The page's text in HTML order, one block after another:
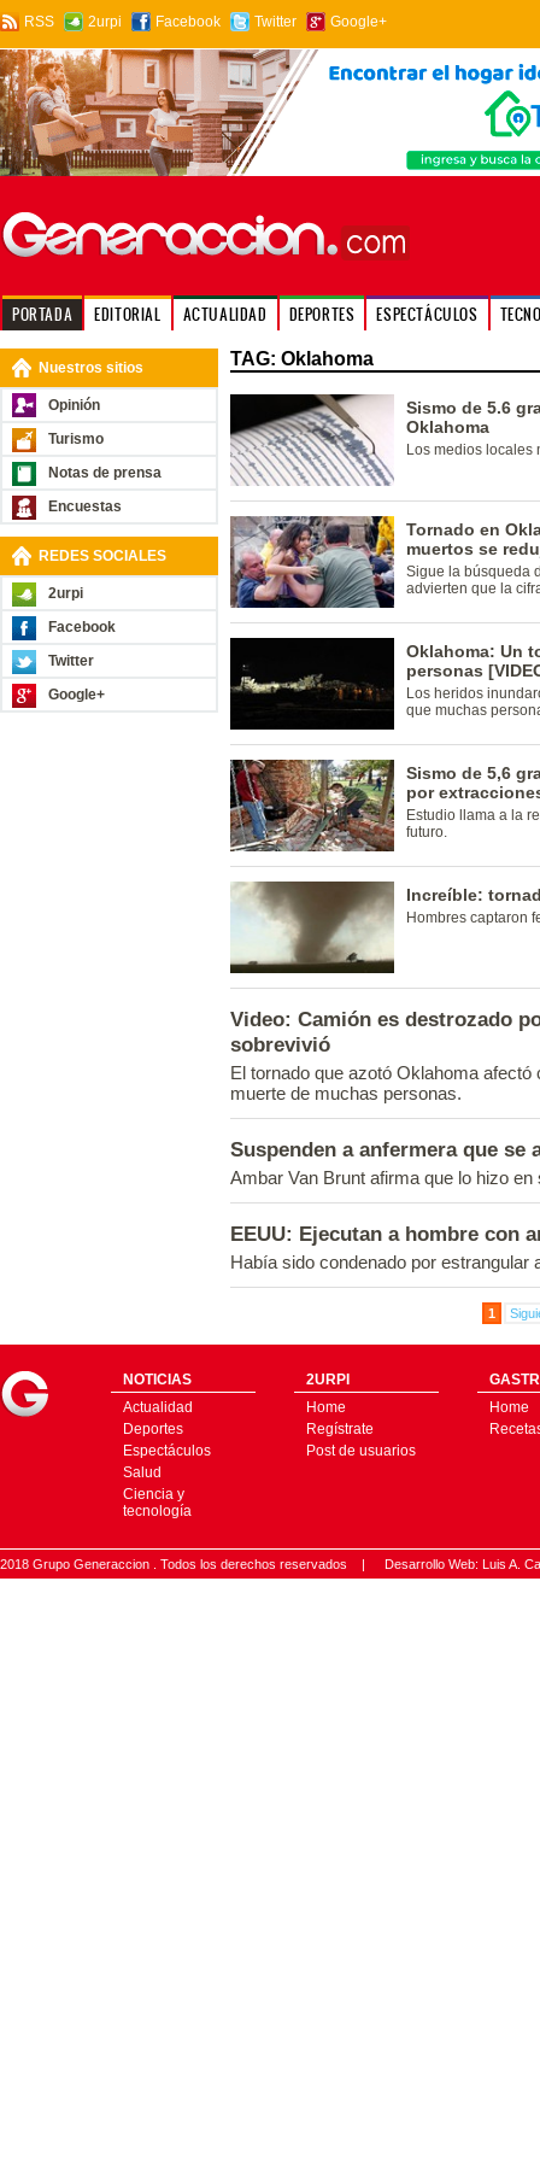
RSS 2urpi Facebook Twitter Google+
PORTADA EDITORIAL ACTUALIDAD DEPORTES ESPECTÁCULOS
Nuestros sitios
Opinión
Turismo
Notas de prensa
Encuestas
REDES SOCIALES
2urpi
Facebook
Twitter
Google+
TAG: Oklahoma
Sismo de 5.6
Oklahoma
Los medios locales
Tornado en
muertos se
Sigue la búsqueda
advierten que la
Oklahoma: Un
personas
Los heridos
que muchas
Sismo de 5,6
por
Estudio llama a la
futuro.
Increíble:
Hombres captaron
Video: Camión es destrozado
sobrevivió
El tornado que azotó Oklahoma
muerte de muchas personas.
Suspenden a anfermera que se
Ambar Van Brunt afirma que lo hizo
EEUU: Ejecutan a hombre con
Había sido condenado por estrangular
1
NOTICIAS
Actualidad
Deportes
Espectáculos
Salud
Ciencia y
tecnología
2URPI
Home
Regístrate
Post de usuarios
Home
2018 Grupo Generaccion . Todos los derechos reservados | Desarrollo Web: Luis